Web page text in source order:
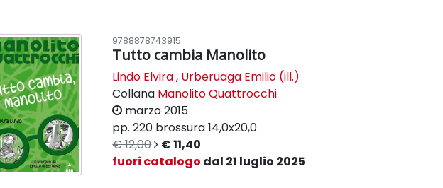
9788878743915
Tutto cambia Manolito
Lindo Elvira, Urberuaga Emilio (ill.)
Collana Manolito Quattrocchi
marzo 2015
pp. 220 brossura14,0x20,0
€ 12,00
€ 11,40
fuori catalogo dal 21 luglio 2025